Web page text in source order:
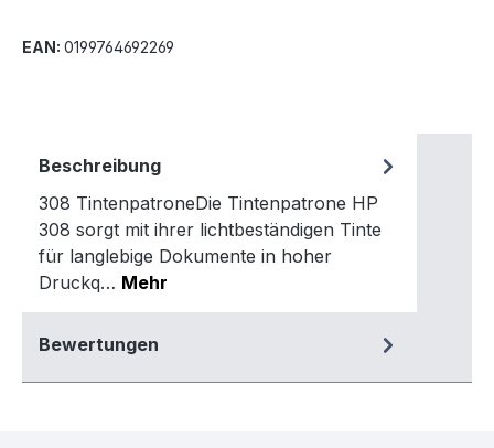
EAN: 0199764692269
Beschreibung
308 TintenpatroneDie Tintenpatrone HP
308 sorgt mit ihrer lichtbeständigen Tinte
für langlebige Dokumente in hoher
Druckq… Mehr
Bewertungen